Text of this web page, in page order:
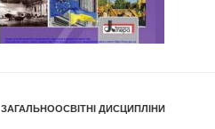
КАТЕГОРІЇ
ЗАГАЛЬНООСВІТНІ ДИСЦИПЛІНИ